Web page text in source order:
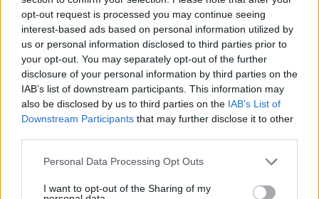
opt-out request is processed you may continue seeing
interest-based ads based on personal information utilized by
us or personal information disclosed to third parties prior to
your opt-out. You may separately opt-out of the further
disclosure of your personal information by third parties on the
IAB’s list of downstream participants. This information may
also be disclosed by us to third parties on the IAB’s List of
Downstream Participants that may further disclose it to other
Personal Data Processing Opt Outs
I want to opt-out of the Sharing of my
zgjerimit të luftës
Vrasja e 20-vjeçarit në Korçë/
Zbardhet dëshmia e autorit,
shkak ngacmimi i të dashurës
nga viktima
Kayserispor bashkon në sulm
ish-dyshen e Tiranës, Florent